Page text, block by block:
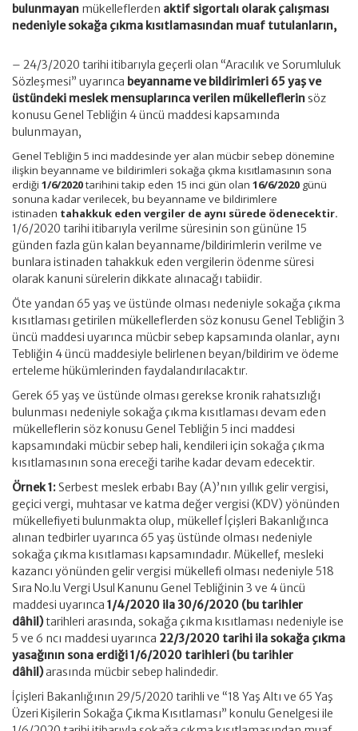
bulunmayan mükelleflerden aktif sigortalı olarak çalışması
nedeniyle sokağa çıkma kısıtlamasından muaf tutulanların,
– 24/3/2020 tarihi itibarıyla geçerli olan “Aracılık ve Sorumluluk
Sözleşmesi” uyarınca beyanname ve bildirimleri 65 yaş ve
üstündeki meslek mensuplarınca verilen mükelleflerin söz
konusu Genel Tebliğin 4 üncü maddesi kapsamında
bulunmayan,
Genel Tebliğin 5 inci maddesinde yer alan mücbir sebep dönemine
ilişkin beyanname ve bildirimleri sokağa çıkma kısıtlamasının sona
erdiği 1/6/2020tarihini takip eden 15 inci gün olan 16/6/2020 günü
sonuna kadar verilecek, bu beyanname ve bildirimlere
istinaden tahakkuk eden vergiler de aynı sürede ödenecektir.
1/6/2020 tarihi itibarıyla verilme süresinin son gününe 15
günden fazla gün kalan beyanname/bildirimlerin verilme ve
bunlara istinaden tahakkuk eden vergilerin ödenme süresi
olarak kanuni sürelerin dikkate alınacağı tabiidir.
Öte yandan 65 yaş ve üstünde olması nedeniyle sokağa çıkma
kısıtlaması getirilen mükelleflerden söz konusu Genel Tebliğin 3
üncü maddesi uyarınca mücbir sebep kapsamında olanlar, aynı
Tebliğin 4 üncü maddesiyle belirlenen beyan/bildirim ve ödeme
erteleme hükümlerinden faydalandırılacaktır.
Gerek 65 yaş ve üstünde olması gerekse kronik rahatsızlığı
bulunması nedeniyle sokağa çıkma kısıtlaması devam eden
mükelleflerin söz konusu Genel Tebliğin 5 inci maddesi
kapsamındaki mücbir sebep hali, kendileri için sokağa çıkma
kısıtlamasının sona ereceği tarihe kadar devam edecektir.
Örnek 1:Serbest meslek erbabı Bay (A)’nın yıllık gelir vergisi,
geçici vergi, muhtasar ve katma değer vergisi (KDV) yönünden
mükellefiyeti bulunmakta olup, mükellef İçişleri Bakanlığınca
alınan tedbirler uyarınca 65 yaş üstünde olması nedeniyle
sokağa çıkma kısıtlaması kapsamındadır. Mükellef, mesleki
kazancı yönünden gelir vergisi mükellefi olması nedeniyle 518
Sıra No.lu Vergi Usul Kanunu Genel Tebliğinin 3 ve 4 üncü
maddesi uyarınca 1/4/2020 ila 30/6/2020 (bu tarihler
dâhil)tarihleri arasında, sokağa çıkma kısıtlaması nedeniyle ise
5 ve 6 ncı maddesi uyarınca 22/3/2020 tarihi ila sokağa çıkma
yasağının sona erdiği 1/6/2020 tarihleri (bu tarihler
dâhil)arasında mücbir sebep halindedir.
İçişleri Bakanlığının 29/5/2020 tarihli ve “18 Yaş Altı ve 65 Yaş
Üzeri Kişilerin Sokağa Çıkma Kısıtlaması” konulu Genelgesi ile